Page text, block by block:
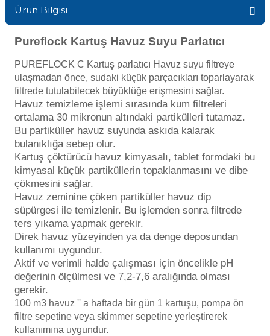
Wtr Havuz
Toz Ph+ Yükseltici
Wtr Havuz Kimyasalları Setleri
Yosun Öldürücü
Selenoid
Alkalinite Düşürücü
Ayak Dezenfektanı
e Pool Expert
Havuz Filtre
Havuz Kış Kimyasalı
Kalsiyum Hipoklorit
Havuz Vana
Havuz Isıtma
Havuz Elektrik
Havuz Sarf
Havuz
Bahçe Süs Havuzu
Endüstriyel Blower
Ayak Havuzu
Ürün Bilgisi
Pureflock Kartuş Havuz Suyu Parlatıcı
PUREFLOCK C Kartuş parlatıcı Havuz suyu filtreye
ulaşmadan önce, sudaki küçük parçacıkları toparlayarak
filtrede tutulabilecek büyüklüğe erişmesini sağlar.
Havuz temizleme işlemi sırasında kum filtreleri
ortalama 30 mikronun altındaki partikülleri tutamaz.
Bu partiküller havuz suyunda askıda kalarak
bulanıklığa sebep olur.
Kartuş çöktürücü havuz kimyasalı, tablet formdaki bu
kimyasal küçük partiküllerin topaklanmasını ve dibe
çökmesini sağlar.
Havuz zeminine çöken partiküller havuz dip
süpürgesi ile temizlenir. Bu işlemden sonra filtrede
ters yıkama yapmak gerekir.
Direk havuz yüzeyinden ya da denge deposundan
kullanımı uygundur.
Aktif ve verimli halde çalışması için öncelikle pH
değerinin ölçülmesi ve 7,2-7,6 aralığında olması
gerekir.
100 m3 havuz '' a haftada bir gün 1 kartuşu, pompa ön
filtre sepetine veya skimmer sepetine yerleştirerek
kullanımına uygundur.